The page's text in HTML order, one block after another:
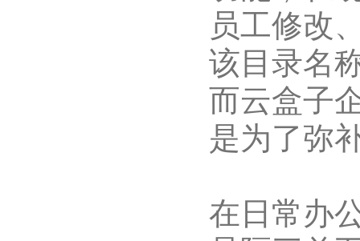
员工修改
该目录名
而云盒子
是为了弥
在日常办